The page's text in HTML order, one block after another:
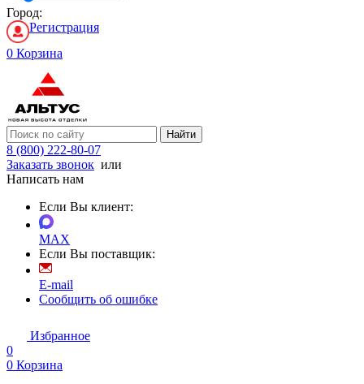
Город:
Регистрация
0 Корзина
Найти
8 (800) 222-80-07
Заказать звонок или
Написать нам
Если Вы клиент:
MAX
Если Вы поставщик:
E-mail
Сообщить об ошибке
Избранное
0
0 Корзина